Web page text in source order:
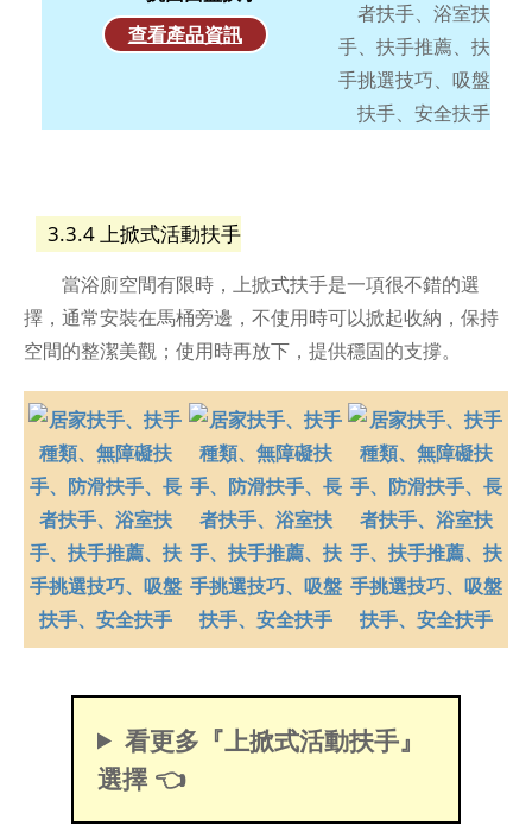
查看產品資訊
3.3.4 上掀式活動扶手
當浴廁空間有限時，上掀式扶手是一項很不錯的選
擇，通常安裝在馬桶旁邊，不使用時可以掀起收納，保持
空間的整潔美觀；使用時再放下，提供穩固的支撐。
看更多『上掀式活動扶手』
選擇 👈